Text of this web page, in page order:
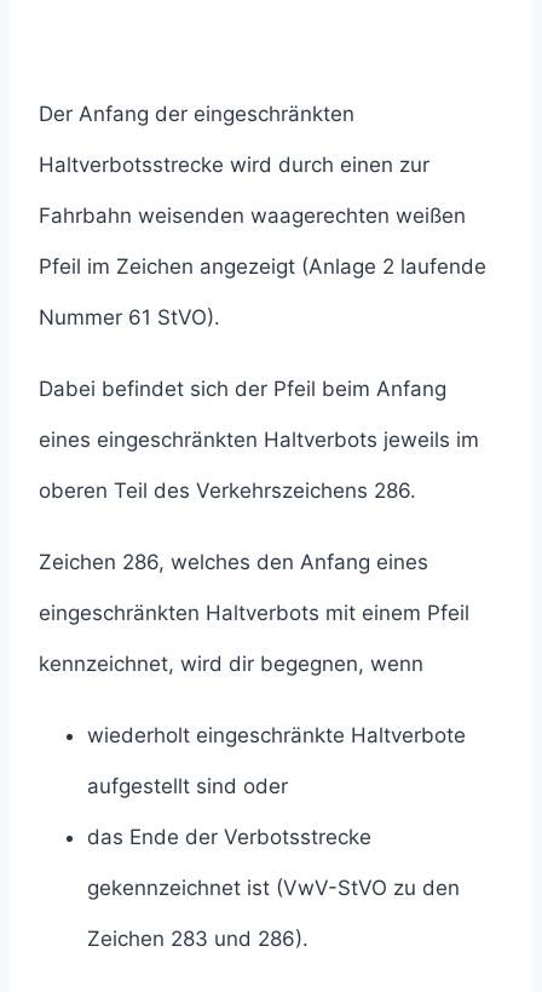
Der Anfang der eingeschränkten
Haltverbotsstrecke wird durch einen zur
Fahrbahn weisenden waagerechten weißen
Pfeil im Zeichen angezeigt (Anlage 2 laufende
Nummer 61 StVO).
Dabei befindet sich der Pfeil beim Anfang
eines eingeschränkten Haltverbots jeweils im
oberen Teil des Verkehrszeichens 286.
Zeichen 286, welches den Anfang eines
eingeschränkten Haltverbots mit einem Pfeil
kennzeichnet, wird dir begegnen, wenn
wiederholt eingeschränkte Haltverbote
aufgestellt sind oder
das Ende der Verbotsstrecke
gekennzeichnet ist (VwV-StVO zu den
Zeichen 283 und 286).